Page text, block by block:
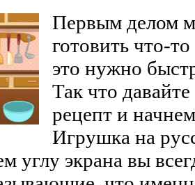
Первым делом
готовить что-
это нужно
Так что
рецепт и
Игрушка на
углу экрана вы